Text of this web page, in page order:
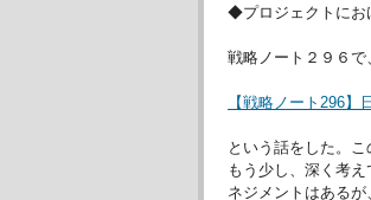
◆プロジェクトにお
戦略ノート２９６で
【戦略ノート296
という話をした。
もう少し、深く考
ネジメントはある